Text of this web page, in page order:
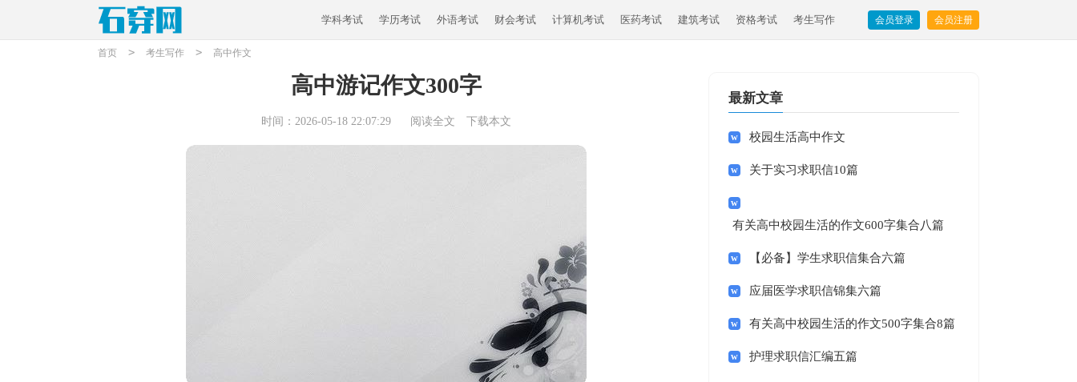
学科考试 学历考试 外语考试 财会考试 计算机考试 医药考试 建筑考试 资格考试 考生写作 会员登录 会员注册
首页 > 考生写作 > 高中作文
高中游记作文300字
时间：2026-05-18 22:07:29 阅读全文 下载本文
最新文章
校园生活高中作文
关于实习求职信10篇
有关高中校园生活的作文600字集合八篇
【必备】学生求职信集合六篇
应届医学求职信锦集六篇
有关高中校园生活的作文500字集合8篇
护理求职信汇编五篇